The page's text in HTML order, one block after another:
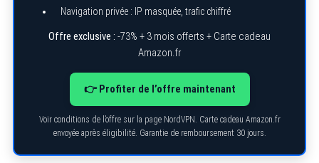
Navigation privée : IP masquée, trafic chiffré
Offre exclusive : -73% + 3 mois offerts + Carte cadeau
Amazon.fr
👉 Profiter de l’offre maintenant
Voir conditions de l’offre sur la page NordVPN. Carte cadeau Amazon.fr
envoyée après éligibilité. Garantie de remboursement 30 jours.